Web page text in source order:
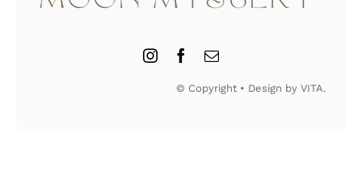
© Copyright • Design by VITA.